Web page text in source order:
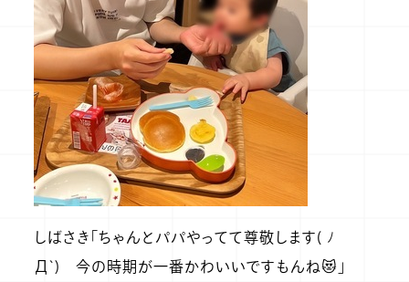
しばさき「ちゃんとパパやってて尊敬します( ﾉ
Д`) 今の時期が一番かわいいですもんね😻」